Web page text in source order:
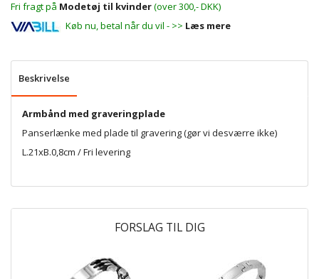
Fri fragt på Modetøj til kvinder(over 300,- DKK)
Køb nu, betal når du vil - >> Læs mere
Beskrivelse
Armbånd med graveringplade
Panserlænke med plade til gravering (gør vi desværre ikke)
L.21xB.0,8cm / Fri levering
FORSLAG TIL DIG